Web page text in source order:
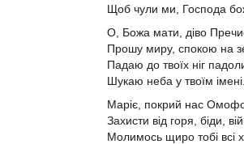
Щоб чули ми, Господа
О, Божа мати, діво
Прошу миру, спокою на
Падаю до твоїх ніг
Шукаю неба у твоїм
Маріє, покрий нас
Захисти від горя, біди,
Молимось щиро тобі всі